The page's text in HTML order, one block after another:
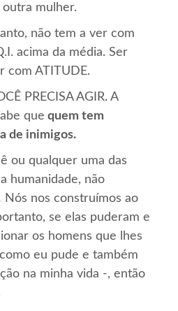
mulher.
não tem a ver com
acima da média. Ser
com ATITUDE.
PRECISA AGIR. A
que quem tem
de inimigos.
ou qualquer uma das
humanidade, não
nos construímos ao
se elas puderam e
os homens que lhes
eu pude e também
na minha vida -, então